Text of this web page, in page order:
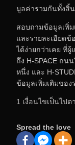
มูลค่ารวมกันทั้งสิ้
สอบถามข้อมูลเพิ่ม
และรายละเอียดข้
ได้ง่ายกว่าเคย ที่
ถึง H-SPACE ถน
หนึ่ง และ H-
ข้อมูลเพิ่มเติมขอ
1 เงื่อนไขเป็นไป
Spread the love